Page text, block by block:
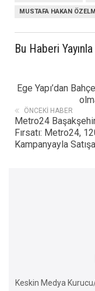
MUSTAFA HAKAN
Bu Haberi Yayınla
Ege Yapı’dan
ÖNCEKI HABER
Metro24
Fırsatı: Metro24,
Kampanyayla
Keskin Medya